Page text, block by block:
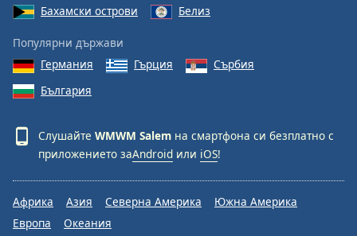
Бахамски острови
Белиз
Популярни държави
Германия
Гърция
Сърбия
България
Слушайте WMWM Salem на смартфона си безплатно с
приложението заAndroid или iOS!
Африка Азия Северна Америка
Южна Америка
Европа
Океания